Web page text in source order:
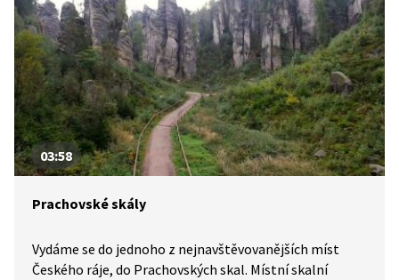
03:58
Prachovské skály
Vydáme se do jednoho z nejnavštěvovanějších míst
Českého ráje, do Prachovských skal. Místní skalní